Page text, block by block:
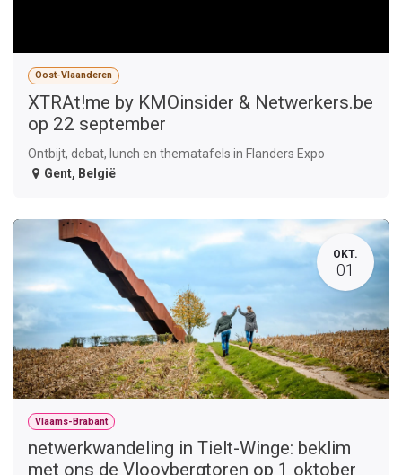
Oost-Vlaanderen
XTRAt!me by KMOinsider & Netwerkers.be
op 22 september
Ontbijt, debat, lunch en thematafels in Flanders Expo
Gent, België
OKT.
01
Vlaams-Brabant
netwerkwandeling in Tielt-Winge: beklim
met ons de Vlooybergtoren op 1 oktober